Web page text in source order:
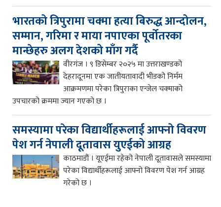
भारतको त्रिपुरामा चक्मा हत्या बिरुद्ध आन्दोलन,
सम्मान, गरिमा र माया नपाएका पूर्वोतरका
मान्छेहरु अलग देशको माँग गर्दै
वीरगंज । ९ डिसेम्बर २०२५ मा उत्तराखण्डको
देहरादूनमा एक जातीयतावादी भीडको निर्मम
आक्रमणमा परेका त्रिपुराका एन्जेल चक्माको
उपचारको क्रममा ज्यान गएको छ ।
समस्यामा परेका विद्यार्थीहरूलाई आफ्नो विवरण
पेश गर्न नेपाली दूतावास युएईको आग्रह
काठमाडौं । यूएईमा रहेको नेपाली दूतावासले समस्यामा
परेका विद्यार्थीहरूलाई आफ्नो विवरण पेश गर्न आग्रह
गरेको छ ।